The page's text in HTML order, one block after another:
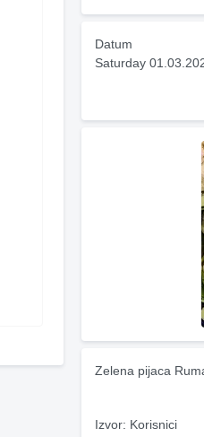
Datum
Saturday
Zelena pijaca
Izvor: Korisnici